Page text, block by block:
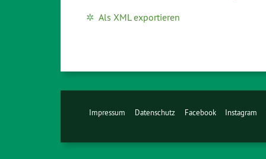
Als XML exportieren
Impressum Datenschutz Facebook Instagram